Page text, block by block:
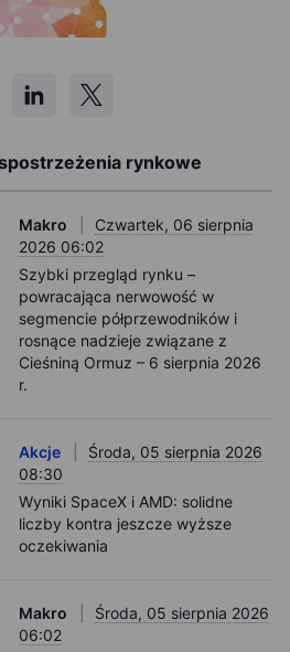
rynkowe
Makro
Czwartek, 06 sierpnia
2026 06:02
Szybki przegląd rynku –
powracająca nerwowość w
segmencie półprzewodników i
rosnące nadzieje związane z
Cieśniną Ormuz – 6 sierpnia 2026
r.
Akcje
Środa, 05 sierpnia 2026
08:30
Wyniki SpaceX i AMD: solidne
liczby kontra jeszcze wyższe
oczekiwania
Makro
Środa, 05 sierpnia 2026
06:02